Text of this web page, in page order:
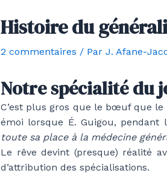
Histoire du
2 commentaires / Par J. Afane-
Notre spécialité du
C’est plus gros que le bœuf que le
émoi lorsque É. Guigou,
toute sa place à la médecine
Le rêve devint (presque) réalité
d’attribution des spécialisations.